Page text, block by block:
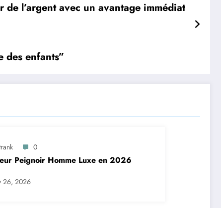
de l’argent avec un avantage immédiat
des enfants”
0
Peignoir Homme Luxe en 2026
26, 2026